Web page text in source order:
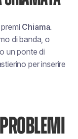
Chiama.
di banda, o
un ponte di
per inserire